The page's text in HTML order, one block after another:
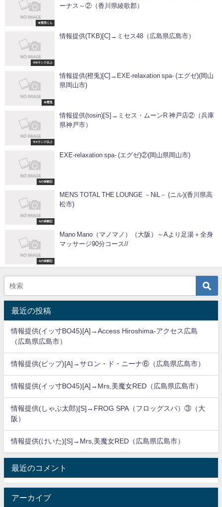
★慣用くん
ーナス～②（香川県綾歌郡）
※Bランク以上
情報提供(TKB)[C]→ミセス48（広島県広島市）
★橙兎
情報提供(橙兎)[C]→EXE-relaxation spa- (エグゼ)(岡山
県岡山市)
※Aランク以上
情報提供(tosin)[S]→ミセス・ムーンR 神戸店②（兵庫
県神戸市）
Aの体験記
EXE-relaxation spa- (エグゼ)②(岡山県岡山市)
Aの体験記
MENS TOTAL THE LOUNGE －NiL－ (ニル)(香川県高
松市)
Aの体験記
Mano Mano（マノマノ）（大阪）～Aより足湯＋全身
マッサージ90分コース//
最近の投稿
情報提供(イッ寸BO45)[A]→Access Hiroshima-アクセス広島
（広島県広島市）
情報提供(ピップ)[A]→サロン・ド・ニーナ⑥（広島県広島市）
情報提供(イッ寸BO45)[A]→Mrs,美魔女RED（広島県広島市）
情報提供(しゃぶ太郎)[S]→FROG SPA（フロッグスパ）③（大
阪）
情報提供(けいた)[S]→Mrs,美魔女RED（広島県広島市）
最近のコメント
アーカイブ